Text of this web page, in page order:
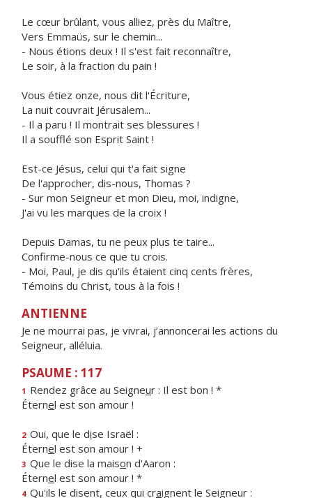
Le cœur brûlant, vous alliez, près du Maître,
Vers Emmaüs, sur le chemin...
- Nous étions deux ! Il s'est fait reconnaître,
Le soir, à la fraction du pain !
Vous étiez onze, nous dit l'Écriture,
La nuit couvrait Jérusalem...
- Il a paru ! Il montrait ses blessures !
Il a soufflé son Esprit Saint !
Est-ce Jésus, celui qui t'a fait signe
De l'approcher, dis-nous, Thomas ?
- Sur mon Seigneur et mon Dieu, moi, indigne,
J'ai vu les marques de la croix !
Depuis Damas, tu ne peux plus te taire...
Confirme-nous ce que tu crois.
- Moi, Paul, je dis qu'ils étaient cinq cents frères,
Témoins du Christ, tous à la fois !
ANTIENNE
Je ne mourrai pas, je vivrai, j’annoncerai les actions du
Seigneur, alléluia.
PSAUME : 117
1 Rendez grâce au Seigneur : Il est bon ! *
Éternel est son amour !
2 Oui, que le dise Israël :
Éternel est son amour ! +
3 Que le dise la maison d'Aaron :
Éternel est son amour ! *
4 Qu'ils le disent, ceux qui craignent le Seigneur :